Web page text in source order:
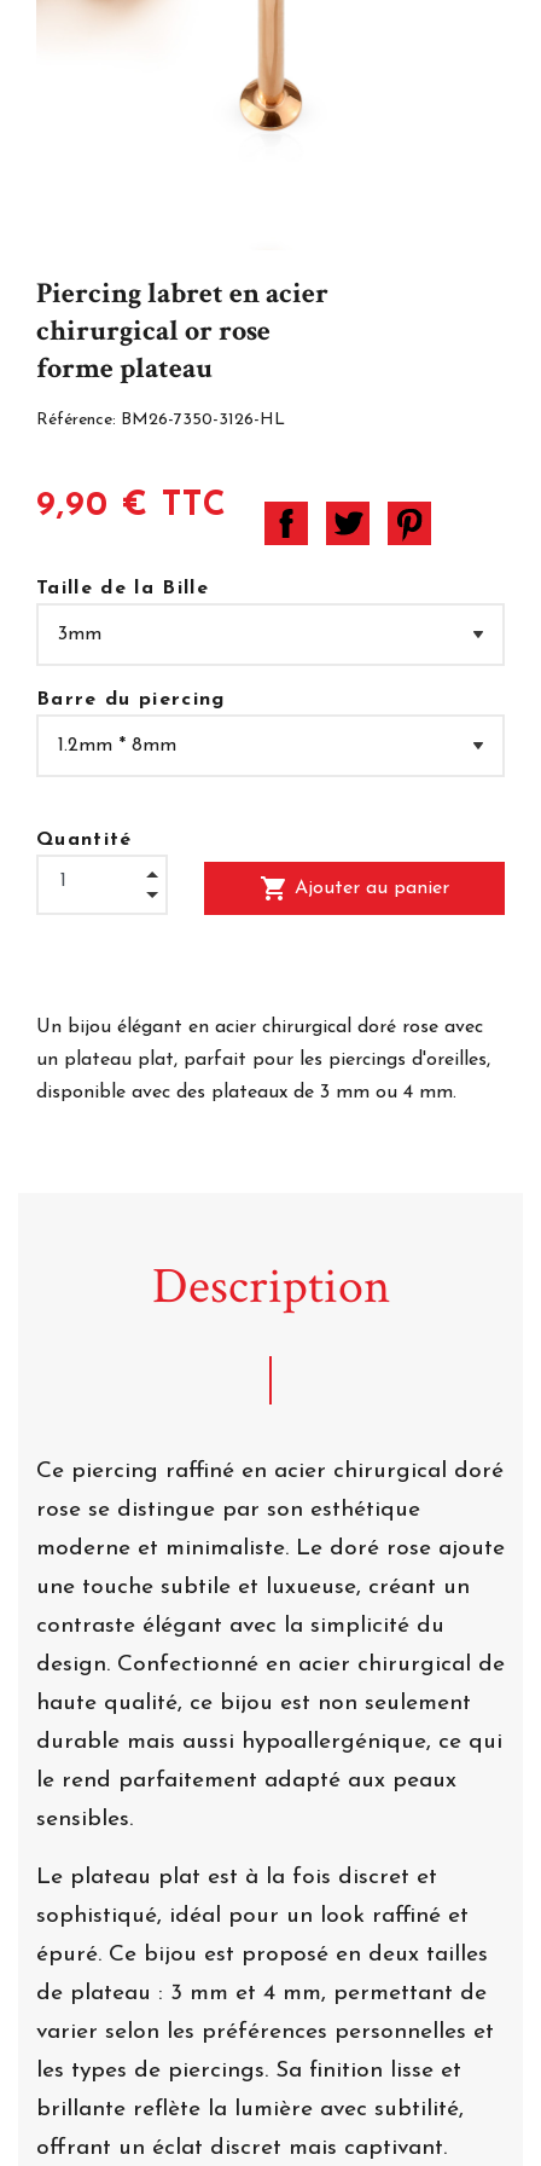
Piercing labret en acier
chirurgical or rose
forme plateau
Référence: BM26-7350-3126-HL
9,90 € TTC
Taille de la Bille
Barre du piercing
Quantité
shopping_cart Ajouter au panier
Un bijou élégant en acier chirurgical doré rose avec
un plateau plat, parfait pour les piercings d'oreilles,
disponible avec des plateaux de 3 mm ou 4 mm.
Description
Ce piercing raffiné en acier chirurgical doré
rose se distingue par son esthétique
moderne et minimaliste. Le doré rose ajoute
une touche subtile et luxueuse, créant un
contraste élégant avec la simplicité du
design. Confectionné en acier chirurgical de
haute qualité, ce bijou est non seulement
durable mais aussi hypoallergénique, ce qui
le rend parfaitement adapté aux peaux
sensibles.
Le plateau plat est à la fois discret et
sophistiqué, idéal pour un look raffiné et
épuré. Ce bijou est proposé en deux tailles
de plateau : 3 mm et 4 mm, permettant de
varier selon les préférences personnelles et
les types de piercings. Sa finition lisse et
brillante reflète la lumière avec subtilité,
offrant un éclat discret mais captivant.